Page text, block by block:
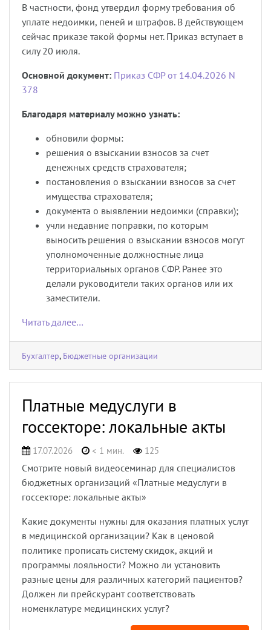
В частности, фонд утвердил форму требования об
уплате недоимки, пеней и штрафов. В действующем
сейчас приказе такой формы нет. Приказ вступает в
силу 20 июля.
Основной документ: Приказ СФР от 14.04.2026 N
378
Благодаря материалу можно узнать:
обновили формы:
решения о взыскании взносов за счет
денежных средств страхователя;
постановления о взыскании взносов за счет
имущества страхователя;
документа о выявлении недоимки (справки);
учли недавние поправки, по которым
выносить решения о взыскании взносов могут
уполномоченные должностные лица
территориальных органов СФР. Ранее это
делали руководители таких органов или их
заместители.
Читать далее…
Бухгалтер, Бюджетные организации
Платные медуслуги в
госсекторе: локальные акты
17.07.2026 < 1 мин. 125
Смотрите новый видеосеминар для специалистов
бюджетных организаций «Платные медуслуги в
госсекторе: локальные акты»
Какие документы нужны для оказания платных услуг
в медицинской организации? Как в ценовой
политике прописать систему скидок, акций и
программы лояльности? Можно ли установить
разные цены для различных категорий пациентов?
Должен ли прейскурант соответствовать
номенклатуре медицинских услуг?